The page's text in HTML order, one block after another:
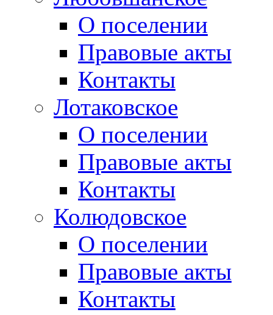
О поселении
Правовые акты
Контакты
Лотаковское
О поселении
Правовые акты
Контакты
Колюдовское
О поселении
Правовые акты
Контакты